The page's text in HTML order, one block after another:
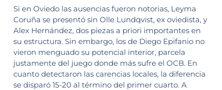
Si en Oviedo las ausencias fueron notorias, Leyma
Coruña se presentó sin Olle Lundqvist, ex oviedista, y
Alex Hernández, dos piezas a priori importantes en
su estructura. Sin embargo, los de Diego Epifanio no
vieron menguado su potencial interior, parcela
justamente del juego donde más sufre el OCB. En
cuanto detectaron las carencias locales, la diferencia
se disparó 15-20 al término del primer cuarto. A